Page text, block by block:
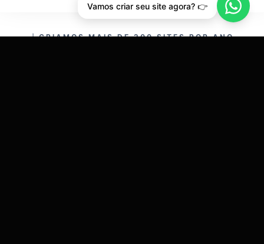
CRIAMOS MAIS DE 200 SITES POR ANO.
Vamos criar seu site agora? 👉